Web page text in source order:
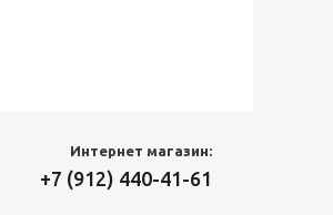
Интернет магазин:
+7 (912) 440-41-61